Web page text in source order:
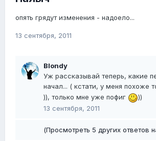
опять грядут изменения - надоело...
13 сентября, 2011
Blondy
Уж рассказывай теперь, какие
начал... ( кстати, у меня похоже
)), только мне уже пофиг
))
13 сентября, 2011
(Просмотреть 5 других ответов